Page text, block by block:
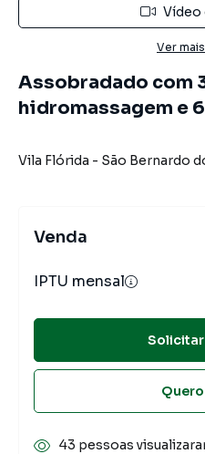
Vídeo
Ver
Assobradado com
hidromassagem e
Vila Flórida - São Bernardo
Venda
IPTU mensal
43 pessoas